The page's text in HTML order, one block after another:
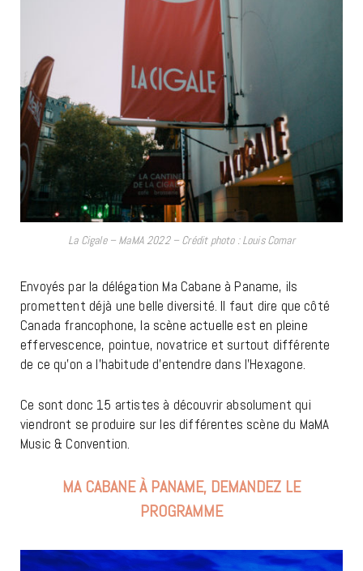
La Cigale – MaMA 2022 – Crédit photo : Louis Comar
Envoyés par la délégation Ma Cabane à Paname, ils
promettent déjà une belle diversité. Il faut dire que côté
Canada francophone, la scène actuelle est en pleine
effervescence, pointue, novatrice et surtout différente
de ce qu’on a l’habitude d’entendre dans l’Hexagone.
Ce sont donc 15 artistes à découvrir absolument qui
viendront se produire sur les différentes scène du MaMA
Music & Convention.
MA CABANE À PANAME, DEMANDEZ LE
PROGRAMME